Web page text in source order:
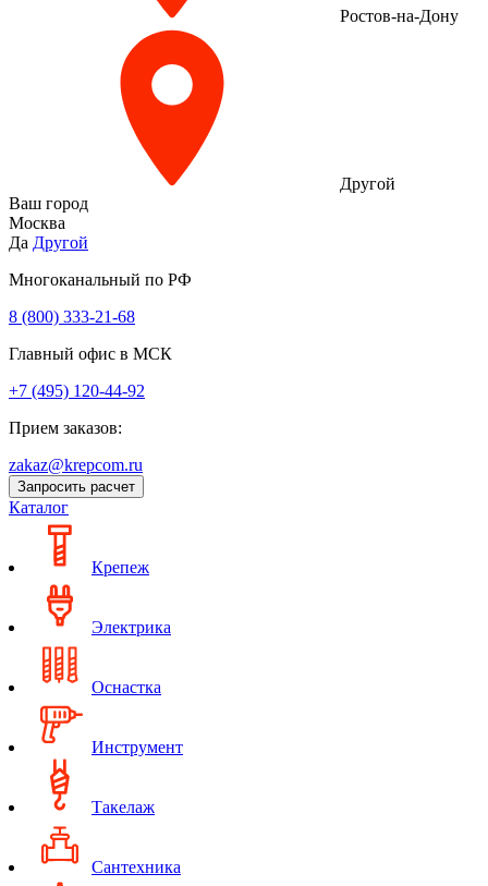
Ростов-на-Дону
Другой
Ваш город
Москва
Да Другой
Многоканальный по РФ
8 (800) 333‑21-68
Главный офис в МСК
+7 (495) 120-44-92
Прием заказов:
zakaz@krepcom.ru
Запросить расчет
Каталог
Крепеж
Электрика
Оснастка
Инструмент
Такелаж
Сантехника